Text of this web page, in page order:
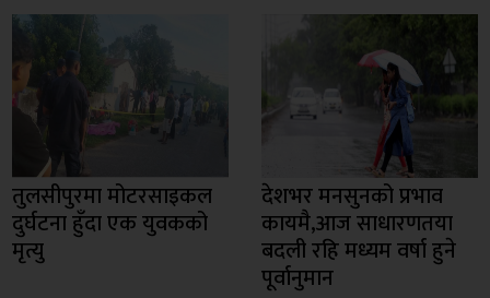
तुलसीपुरमा मोटरसाइकल
दुर्घटना हुँदा एक युवकको
मृत्यु
देशभर मनसुनको प्रभाव
कायमै,आज साधारणतया
बदली रहि मध्यम वर्षा हुने
पूर्वानुमान